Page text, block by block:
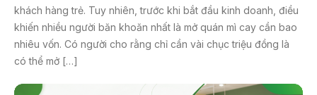
khách hàng trẻ. Tuy nhiên, trước khi bắt đầu kinh doanh, điều
khiến nhiều người băn khoăn nhất là mở quán mì cay cần bao
nhiêu vốn. Có người cho rằng chỉ cần vài chục triệu đồng là
có thể mở […]